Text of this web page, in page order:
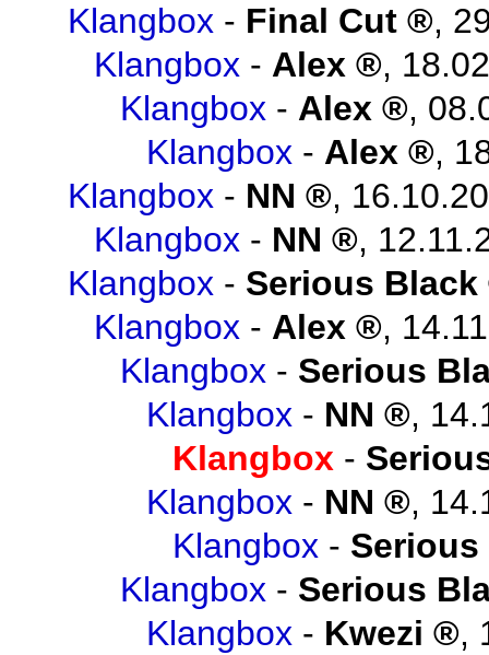
Klangbox - Final Cut ,
Klangbox - Alex ,
Klangbox - Alex ,
Klangbox - Alex ,
Klangbox - NN ,
Klangbox - NN ,
Klangbox - Serious Black
Klangbox - Alex ,
Klangbox - Serious
Klangbox - NN ,
Klangbox -
Klangbox - NN ,
Klangbox -
Klangbox - Serious
Klangbox - Kwezi ,